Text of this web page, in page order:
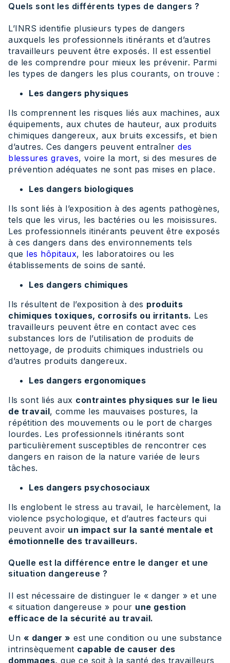
Quels sont les différents types de dangers ?
L’INRS identifie plusieurs types de dangers
auxquels les professionnels itinérants et d’autres
travailleurs peuvent être exposés. Il est essentiel
de les comprendre pour mieux les prévenir. Parmi
les types de dangers les plus courants, on trouve :
Les dangers physiques
Ils comprennent les risques liés aux machines, aux
équipements, aux chutes de hauteur, aux produits
chimiques dangereux, aux bruits excessifs, et bien
d’autres. Ces dangers peuvent entraîner des
blessures graves, voire la mort, si des mesures de
prévention adéquates ne sont pas mises en place.
Les dangers biologiques
Ils sont liés à l’exposition à des agents pathogènes,
tels que les virus, les bactéries ou les moisissures.
Les professionnels itinérants peuvent être exposés
à ces dangers dans des environnements tels
que les hôpitaux, les laboratoires ou les
établissements de soins de santé.
Les dangers chimiques
Ils résultent de l’exposition à des produits
chimiques toxiques, corrosifs ou irritants. Les
travailleurs peuvent être en contact avec ces
substances lors de l’utilisation de produits de
nettoyage, de produits chimiques industriels ou
d’autres produits dangereux.
Les dangers ergonomiques
Ils sont liés aux contraintes physiques sur le lieu
de travail, comme les mauvaises postures, la
répétition des mouvements ou le port de charges
lourdes. Les professionnels itinérants sont
particulièrement susceptibles de rencontrer ces
dangers en raison de la nature variée de leurs
tâches.
Les dangers psychosociaux
Ils englobent le stress au travail, le harcèlement, la
violence psychologique, et d’autres facteurs qui
peuvent avoir un impact sur la santé mentale et
émotionnelle des travailleurs.
Quelle est la différence entre le danger et une
situation dangereuse ?
Il est nécessaire de distinguer le « danger » et une
« situation dangereuse » pour une gestion
efficace de la sécurité au travail.
Un « danger » est une condition ou une substance
intrinsèquement capable de causer des
dommages, que ce soit à la santé des travailleurs